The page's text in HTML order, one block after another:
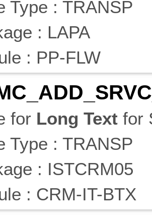
Type : TRANSP
: LAPA
: PP-FLW
for Long Text for
Type : TRANSP
: ISTCRM05
: CRM-IT-BTX